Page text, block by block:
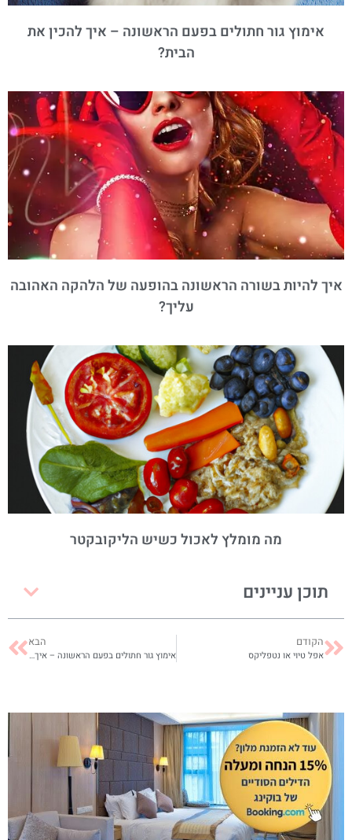
אימוץ גור חתולים בפעם הראשונה – איך להכין את
הבית?
איך להיות בשורה הראשונה בהופעה של הלהקה האהובה
עליך?
מה מומלץ לאכול כשיש הליקובקטר
תוכן עניינים
הקודם
אפל טיוי או נטפליקס
הבא
אימוץ גור חתולים בפעם הראשונה – איך להכין את הבית?